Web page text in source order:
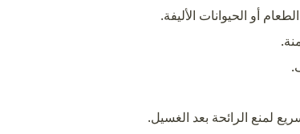
أو الحيوانات الأليفة.
لمنع الرائحة بعد الغسيل.